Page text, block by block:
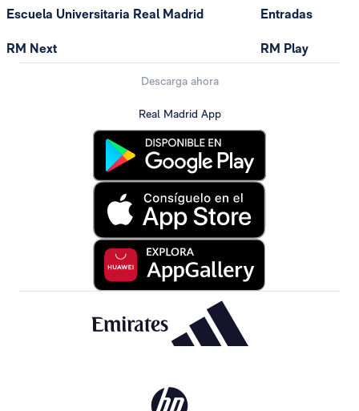
Escuela Universitaria Real Madrid
RM Next
Entradas
RM Play
Descarga ahora
Real Madrid App